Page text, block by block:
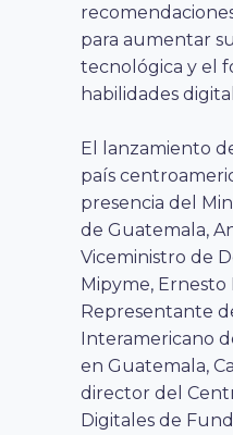
para aumentar
tecnológica y el
habilidades
El lanzamiento
país
presencia del
de Guatemala,
Viceministro de
Mipyme, Ernesto
Representante
Interamericano
en Guatemala,
director del
Digitales de